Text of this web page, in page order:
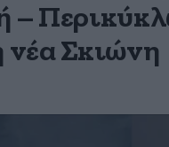
–
νέα Σκιώνη